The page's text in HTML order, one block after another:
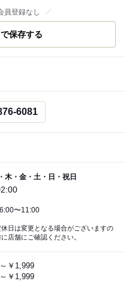
員登録なし
保存する
6081
木・金・土・日・祝日
〜11:00
日は変更となる場合がございますの
店舗にご確認ください。
￥1,999
￥1,999